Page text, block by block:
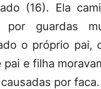
(16). Ela
por guardas
o próprio pai,
e filha
por faca.